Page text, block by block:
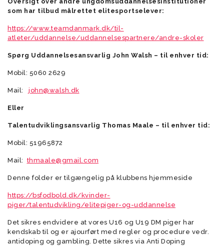
som har tilbud målrettet elitesportselever:
https://www.teamdanmark.dk/til-
atleter/uddannelse/uddannelsespartnere/andre-skoler
Spørg Uddannelsesansvarlig John Walsh – til enhver tid:
Mobil: 5060 2629
Mail: john@walsh.dk
Eller
Talentudviklingsansvarlig Thomas Maale – til enhver tid:
Mobil: 51965872
Mail: thmaale@gmail.com
Denne folder er tilgængelig på klubbens hjemmeside
https://bsfodbold.dk/kvinder-
piger/talentudvikling/elitepiger-og-uddannelse
Det sikres endvidere at vores U16 og U19 DM piger har
kendskab til og er ajourført med regler og procedure vedr.
antidoping og gambling. Dette sikres via Anti Doping